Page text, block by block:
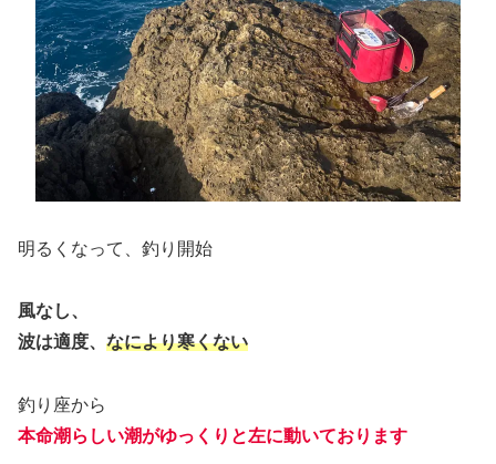
明るくなって、釣り開始
風なし、
波は適度、 なにより寒くない
釣り座から
本命潮らしい潮がゆっくりと左に動いております